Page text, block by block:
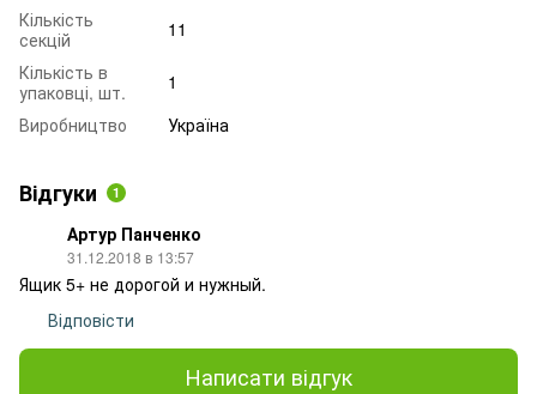
Кількість
секцій
11
Кількість в
упаковці, шт.
1
Виробництво
Україна
Відгуки 1
Артур Панченко
31.12.2018 в 13:57
Ящик 5+ не дорогой и нужный.
Відповісти
Написати відгук